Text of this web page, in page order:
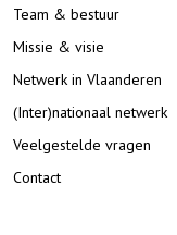
Team & bestuur
Missie & visie
Netwerk in Vlaanderen
(Inter)nationaal netwerk
Veelgestelde vragen
Contact